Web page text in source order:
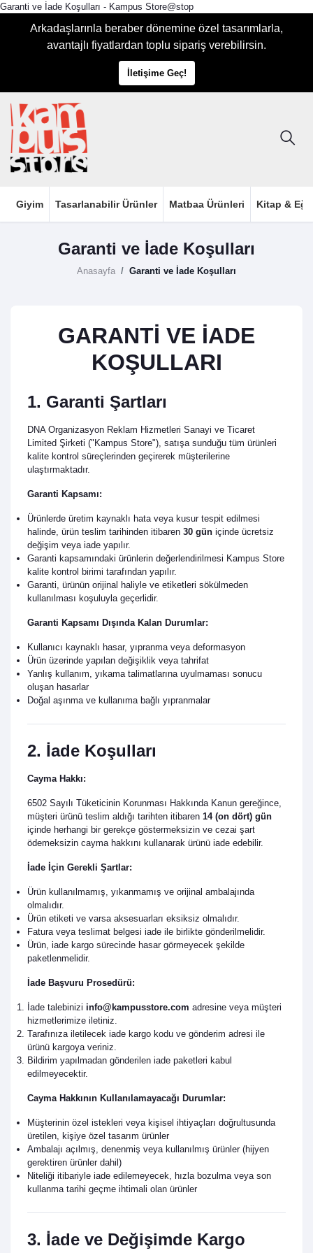
Garanti ve İade Koşulları - Kampus Store@stop
Arkadaşlarınla beraber dönemine özel tasarımlarla,
avantajlı fiyatlardan toplu sipariş verebilirsin.
İletişime Geç!
Giyim Tasarlanabilir Ürünler Matbaa Ürünleri Kitap &
Garanti ve İade Koşulları
Anasayfa Garanti ve İade Koşulları
GARANTİ VE İADE
KOŞULLARI
1. Garanti Şartları
DNA Organizasyon Reklam Hizmetleri Sanayi ve Ticaret
Limited Şirketi ("Kampus Store"), satışa sunduğu tüm ürünleri
kalite kontrol süreçlerinden geçirerek müşterilerine
ulaştırmaktadır.
Garanti Kapsamı:
Ürünlerde üretim kaynaklı hata veya kusur tespit edilmesi
halinde, ürün teslim tarihinden itibaren 30 gün içinde ücretsiz
değişim veya iade yapılır.
Garanti kapsamındaki ürünlerin değerlendirilmesi Kampus Store
kalite kontrol birimi tarafından yapılır.
Garanti, ürünün orijinal haliyle ve etiketleri sökülmeden
kullanılması koşuluyla geçerlidir.
Garanti Kapsamı Dışında Kalan Durumlar:
Kullanıcı kaynaklı hasar, yıpranma veya deformasyon
Ürün üzerinde yapılan değişiklik veya tahrifat
Yanlış kullanım, yıkama talimatlarına uyulmaması sonucu
oluşan hasarlar
Doğal aşınma ve kullanıma bağlı yıpranmalar
2. İade Koşulları
Cayma Hakkı:
6502 Sayılı Tüketicinin Korunması Hakkında Kanun gereğince,
müşteri ürünü teslim aldığı tarihten itibaren 14 (on dört) gün
içinde herhangi bir gerekçe göstermeksizin ve cezai şart
ödemeksizin cayma hakkını kullanarak ürünü iade edebilir.
İade İçin Gerekli Şartlar:
Ürün kullanılmamış, yıkanmamış ve orijinal ambalajında
olmalıdır.
Ürün etiketi ve varsa aksesuarları eksiksiz olmalıdır.
Fatura veya teslimat belgesi iade ile birlikte gönderilmelidir.
Ürün, iade kargo sürecinde hasar görmeyecek şekilde
paketlenmelidir.
İade Başvuru Prosedürü:
İade talebinizi info@kampusstore.com adresine veya müşteri
hizmetlerimize iletiniz.
Tarafınıza iletilecek iade kargo kodu ve gönderim adresi ile
ürünü kargoya veriniz.
Bildirim yapılmadan gönderilen iade paketleri kabul
edilmeyecektir.
Cayma Hakkının Kullanılamayacağı Durumlar:
Müşterinin özel istekleri veya kişisel ihtiyaçları doğrultusunda
üretilen, kişiye özel tasarım ürünler
Ambalajı açılmış, denenmiş veya kullanılmış ürünler (hijyen
gerektiren ürünler dahil)
Niteliği itibariyle iade edilemeyecek, hızla bozulma veya son
kullanma tarihi geçme ihtimali olan ürünler
3. İade ve Değişimde Kargo